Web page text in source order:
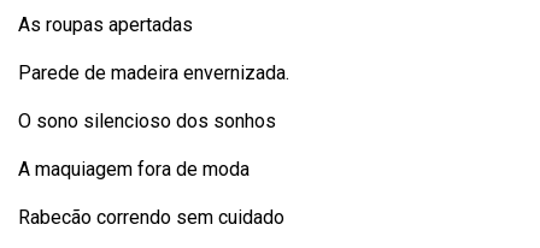
As roupas apertadas
Parede de madeira envernizada.
O sono silencioso dos sonhos
A maquiagem fora de moda
Rabecão correndo sem cuidado